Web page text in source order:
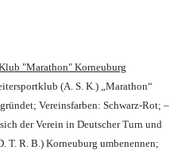
"Marathon" Korneuburg
(A. S. K.) „Marathon“
Vereinsfarben: Schwarz-Rot; –
der Verein in Deutscher Turn und
T. R. B.) Korneuburg umbenennen;